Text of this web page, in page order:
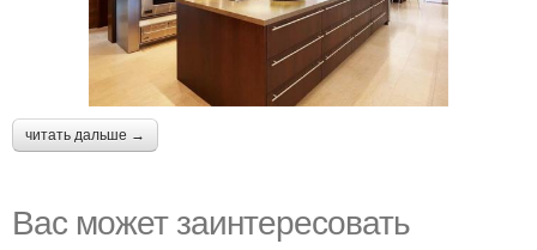
читать дальше →
Вас может заинтересовать